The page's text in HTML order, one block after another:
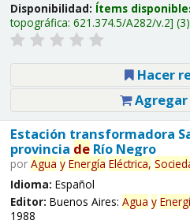
Disponibilidad: Ítems
topográfica: 621.374.5/A282/v.2
Hacer
Estación transformadora
provincia deRío Negro
por Agua y Energía Eléctrica,
Idioma: Español
Editor: Buenos Aires: Agua y
1988